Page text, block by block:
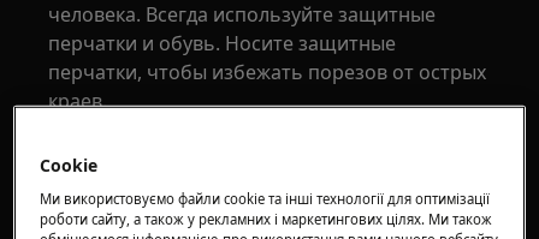
человека. Всегда используйте защитные
перчатки и обувь. Носите защитные
перчатки, чтобы избежать порезов от острых
краев.
Cookie
Ми використовуємо файли cookie та інші технології для оптимізації
роботи сайту, а також у рекламних і маркетингових цілях. Ми також